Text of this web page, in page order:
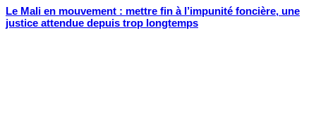
Le Mali en mouvement : mettre fin à l’impunité foncière, une
justice attendue depuis trop longtemps